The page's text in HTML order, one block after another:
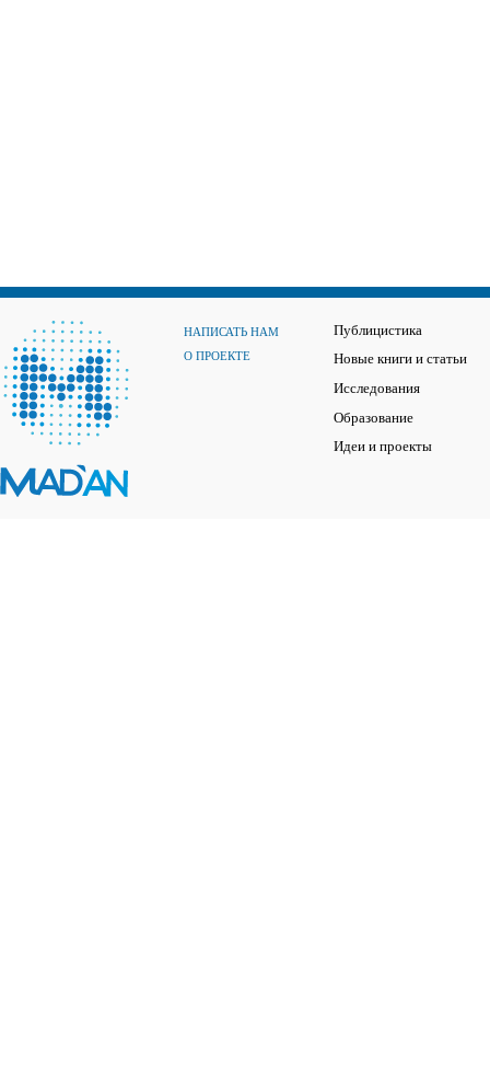
НАПИСАТЬ НАМ
О ПРОЕКТЕ
Публицистика
Новые книги и статьи
Исследования
Образование
Идеи и проекты